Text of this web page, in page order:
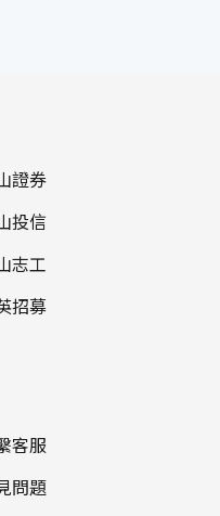
證券
投信
志工
招募
客服
問題